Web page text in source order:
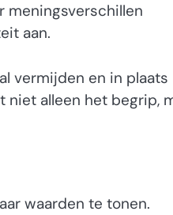
meningsverschillen
aan.
vermijden en in plaats
niet alleen het begrip,
waarden te tonen.